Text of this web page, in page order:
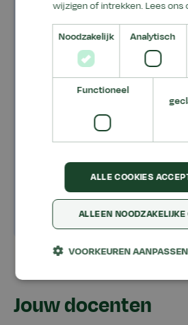
Locatie
Aeres Hogeschool
€ 450,00
Lesdagen
Jouw docenten
wijzigen of intrekken. Lees ons
Noodzakelijk Analytisch
Functioneel
ALLE COOKIES
ALLEEN
VOORKEUREN AANPASSEN